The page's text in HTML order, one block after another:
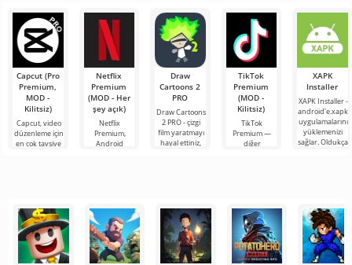
herkesin favori
ve mobilya
oyuncuları
kanepeler ve
diğer
Capcut (Pro
Premium,
MOD -
Kilitsiz)
Capcut, video
düzenleme için
en çok tavsiye
Netflix
Premium
(MOD - Her
şey açık)
Netflix
Premium,
Android
Draw
Cartoons 2
PRO
Draw Cartoons
2 PRO - çizgi
film yaratmayı
hayal ettiniz,
TikTok
Premium
(MOD -
Kilitsiz)
TikTok
Premium —
diğer
sağlayan
XAPK
Installer
XAPK Installer -
android'e.xapk
uygulamalarını
yüklemenizi
sağlar. Oldukça